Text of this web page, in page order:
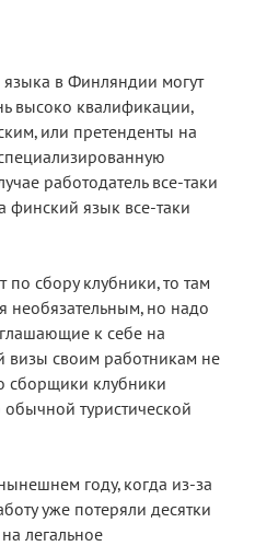
языка в Финляндии могут
высоко квалификации,
или претенденты на
работодатель все-таки
финский язык все-таки
по сбору клубники, то там
необязательным, но надо
к себе на
визы своим работникам не
сборщики клубники
туристической
году, когда из-за
уже потеряли десятки
легальное